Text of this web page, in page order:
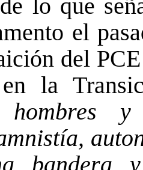
lo que
el
del
la
hombres
bandera